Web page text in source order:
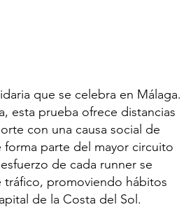
que se celebra en Málaga.
esta prueba ofrece distancias
con una causa social de
parte del mayor circuito
de cada runner se
tráfico, promoviendo hábitos
de la Costa del Sol.